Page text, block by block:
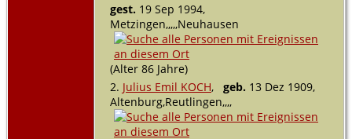
gest. 19 Sep 1994,
Metzingen,,,,,Neuhausen
(Alter 86 Jahre)
2. Julius Emil KOCH, geb. 13 Dez 1909,
Altenburg,Reutlingen,,,,